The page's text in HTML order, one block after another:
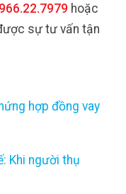
hoặc
sự tư vấn tận
hợp đồng vay
Khi người thụ